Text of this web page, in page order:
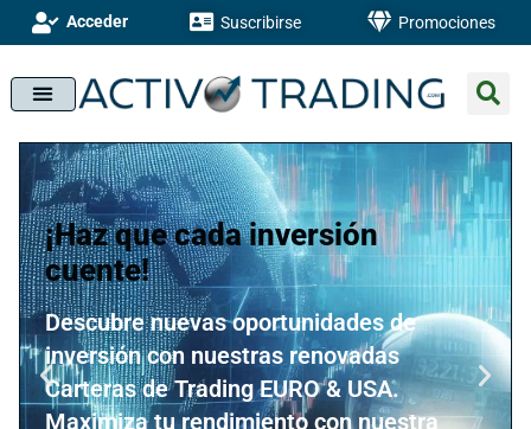
Acceder Suscribirse Promociones
¡Haz que cada inversión
cuente!
Descubre nuevas oportunidades de
inversión con nuestras renovadas
Carteras de Trading EURO & USA.
Maximiza tu rendimiento con nuestra